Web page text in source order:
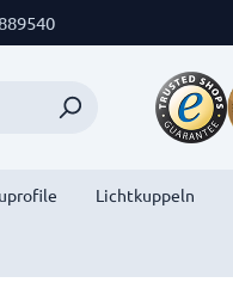
Lichtkuppeln